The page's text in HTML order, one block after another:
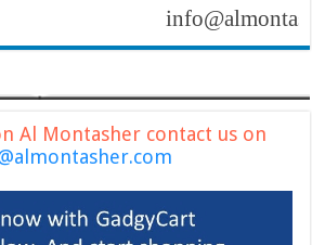
info@almontasher.com
Al Montasher contact us on